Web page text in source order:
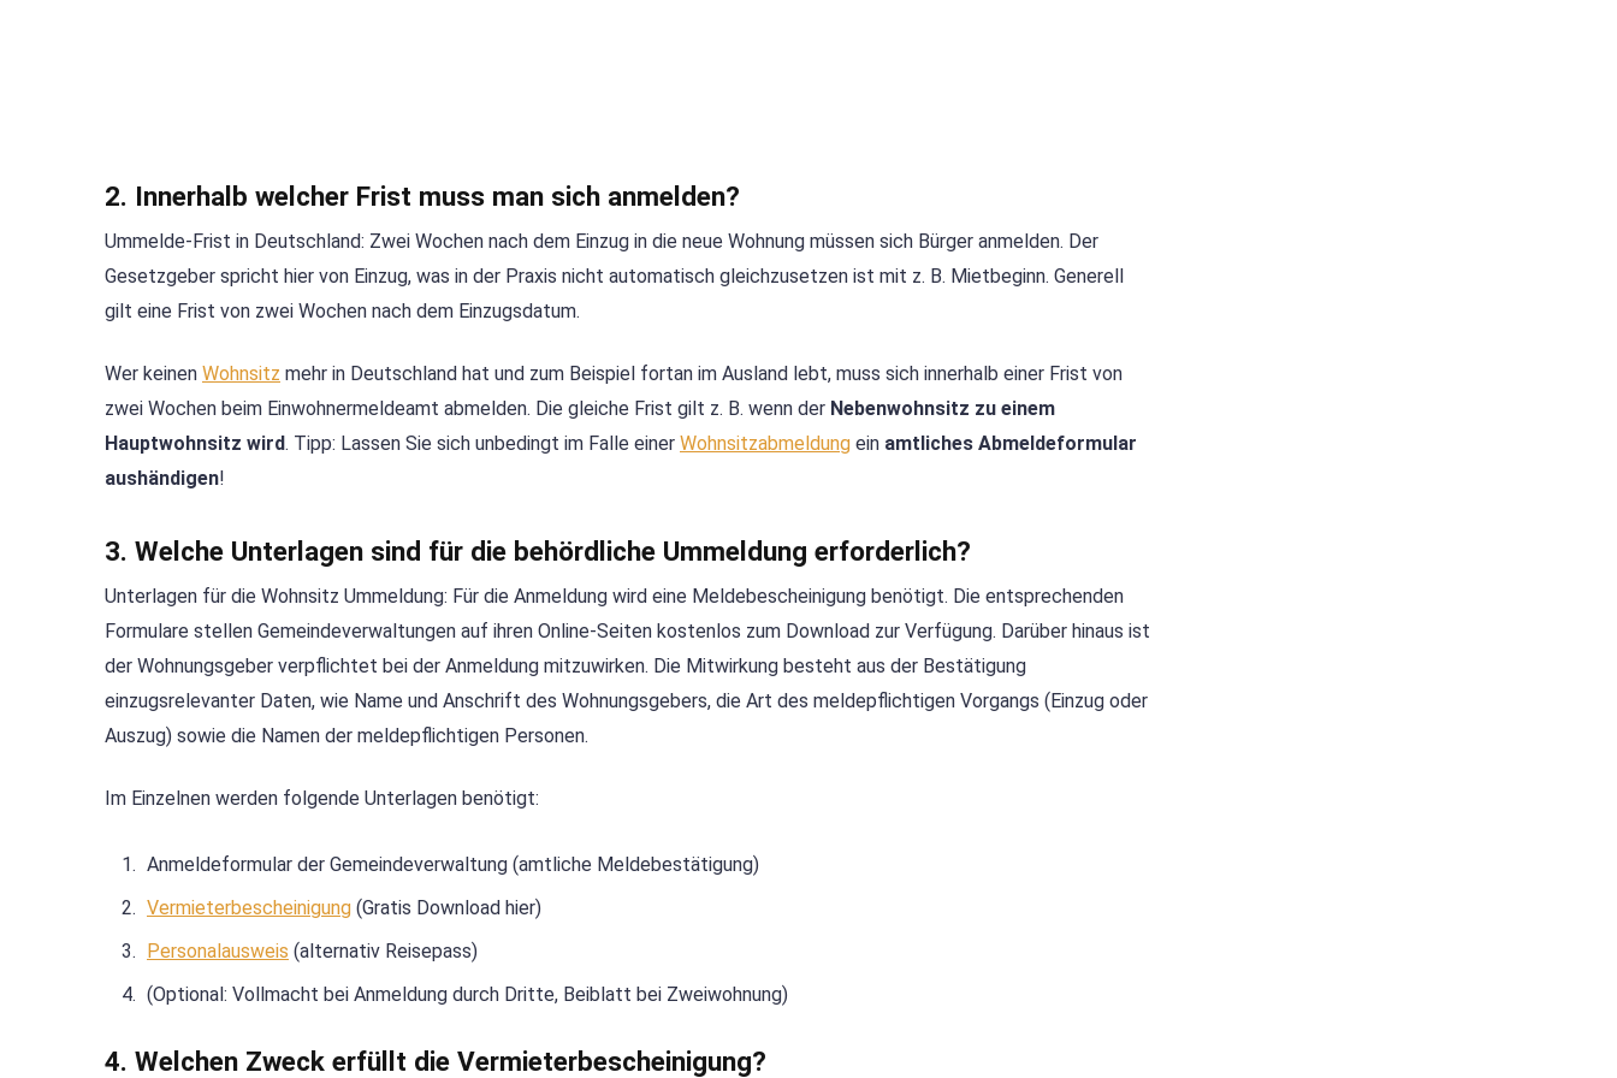
2. Innerhalb welcher Frist muss man sich anmelden?
Ummelde-Frist in Deutschland: Zwei Wochen nach dem Einzug in die neue Wohnung müssen sich Bürger anmelden. Der
Gesetzgeber spricht hier von Einzug, was in der Praxis nicht automatisch gleichzusetzen ist mit z. B. Mietbeginn. Generell
gilt eine Frist von zwei Wochen nach dem Einzugsdatum.
Wer keinen Wohnsitz mehr in Deutschland hat und zum Beispiel fortan im Ausland lebt, muss sich innerhalb einer Frist von
zwei Wochen beim Einwohnermeldeamt abmelden. Die gleiche Frist gilt z. B. wenn der Nebenwohnsitz zu einem
Hauptwohnsitz wird. Tipp: Lassen Sie sich unbedingt im Falle einer Wohnsitzabmeldung ein amtliches Abmeldeformular
aushändigen!
3. Welche Unterlagen sind für die behördliche Ummeldung erforderlich?
Unterlagen für die Wohnsitz Ummeldung: Für die Anmeldung wird eine Meldebescheinigung benötigt. Die entsprechenden
Formulare stellen Gemeindeverwaltungen auf ihren Online-Seiten kostenlos zum Download zur Verfügung. Darüber hinaus ist
der Wohnungsgeber verpflichtet bei der Anmeldung mitzuwirken. Die Mitwirkung besteht aus der Bestätigung
einzugsrelevanter Daten, wie Name und Anschrift des Wohnungsgebers, die Art des meldepflichtigen Vorgangs (Einzug oder
Auszug) sowie die Namen der meldepflichtigen Personen.
Im Einzelnen werden folgende Unterlagen benötigt:
Anmeldeformular der Gemeindeverwaltung (amtliche Meldebestätigung)
Vermieterbescheinigung (Gratis Download hier)
Personalausweis (alternativ Reisepass)
(Optional: Vollmacht bei Anmeldung durch Dritte, Beiblatt bei Zweiwohnung)
4. Welchen Zweck erfüllt die Vermieterbescheinigung?